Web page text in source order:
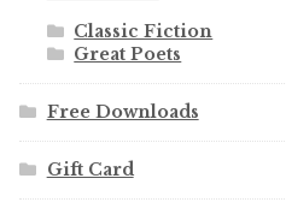
Classic Fiction
Great Poets
Free Downloads
Gift Card